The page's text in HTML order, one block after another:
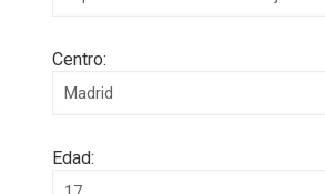
Centro:
Edad: